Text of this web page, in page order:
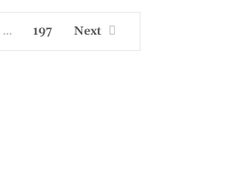
… 197 Next